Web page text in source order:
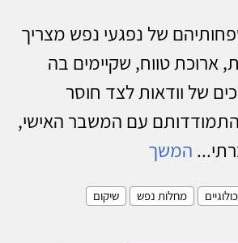
של נפגעי נפש מצריך
ארוכת טווח, שקיימים בה
של וודאות לצד חוסר
עם המשבר האישי,
המשך
מחלות נפש שיקום